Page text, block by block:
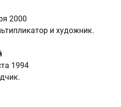
2000
и художник.
1994